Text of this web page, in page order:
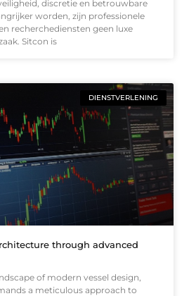
discretie en betrouwbare
worden, zijn professionele
recherche­diensten geen luxe
Sitcon is
DIENSTVERLENING
through advanced
of modern vessel design,
a meticulous approach to